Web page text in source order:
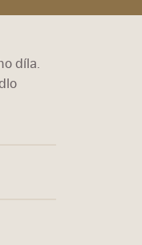
díla.